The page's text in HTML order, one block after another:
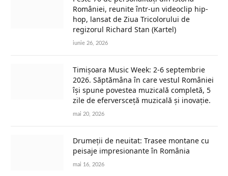
României, reunite într-un videoclip hip-
hop, lansat de Ziua Tricolorului de
regizorul Richard Stan (Kartel)
iunie 26, 2026
Timișoara Music Week: 2-6 septembrie
2026. Săptămâna în care vestul României
își spune povestea muzicală completă, 5
zile de eferversceță muzicală și inovație.
mai 20, 2026
Drumeții de neuitat: Trasee montane cu
peisaje impresionante în România
mai 16, 2026